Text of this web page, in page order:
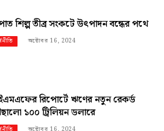
শিল্প তীব্র সংকটে উৎপাদন বন্ধের পথে
অক্টোবর 16, 2024
রিপোর্টে ঋণের নতুন রেকর্ড
১০০ ট্রিলিয়ন ডলারে